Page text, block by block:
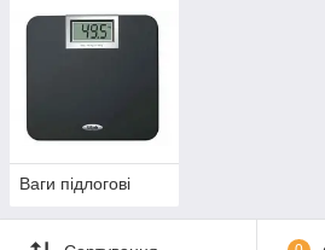
Ваги підлогові